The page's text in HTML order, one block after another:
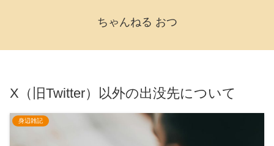
ちゃんねる おつ
X（旧Twitter）以外の出没先について
身辺雑記